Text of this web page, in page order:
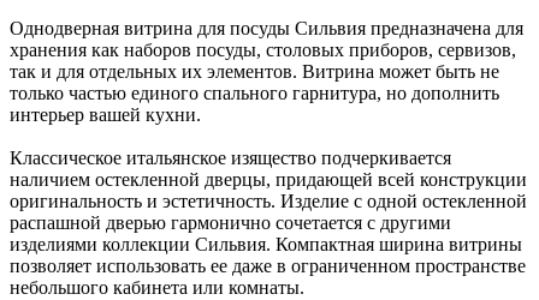
Однодверная витрина для посуды Сильвия предназначена для
хранения как наборов посуды, столовых приборов, сервизов,
так и для отдельных их элементов. Витрина может быть не
только частью единого спального гарнитура, но дополнить
интерьер вашей кухни.
Классическое итальянское изящество подчеркивается
наличием остекленной дверцы, придающей всей конструкции
оригинальность и эстетичность. Изделие с одной остекленной
распашной дверью гармонично сочетается с другими
изделиями коллекции Сильвия. Компактная ширина витрины
позволяет использовать ее даже в ограниченном пространстве
небольшого кабинета или комнаты.